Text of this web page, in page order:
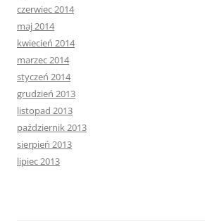
czerwiec 2014
maj 2014
kwiecień 2014
marzec 2014
styczeń 2014
grudzień 2013
listopad 2013
październik 2013
sierpień 2013
lipiec 2013